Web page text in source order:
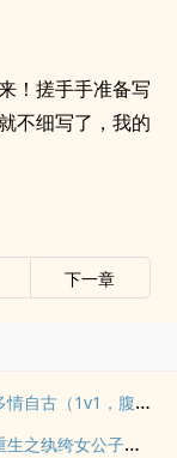
！搓手手准备写
不细写了，我的
下一章
多情自古（1v1，腹黑内侍咸鱼皇后）
重生之纨绔女公子（NPH）